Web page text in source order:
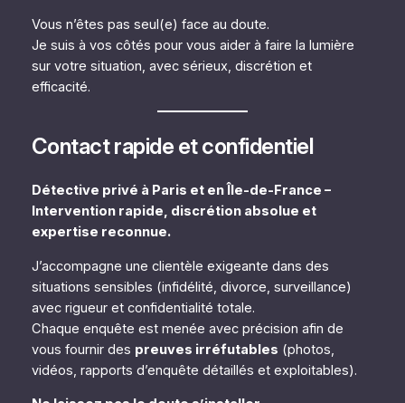
Vous n’êtes pas seul(e) face au doute.
Je suis à vos côtés pour vous aider à faire la lumière
sur votre situation, avec sérieux, discrétion et
efficacité.
Contact rapide et confidentiel
Détective privé à Paris et en Île-de-France –
Intervention rapide, discrétion absolue et
expertise reconnue.
J’accompagne une clientèle exigeante dans des
situations sensibles (infidélité, divorce, surveillance)
avec rigueur et confidentialité totale.
Chaque enquête est menée avec précision afin de
vous fournir des preuves irréfutables (photos,
vidéos, rapports d’enquête détaillés et exploitables).